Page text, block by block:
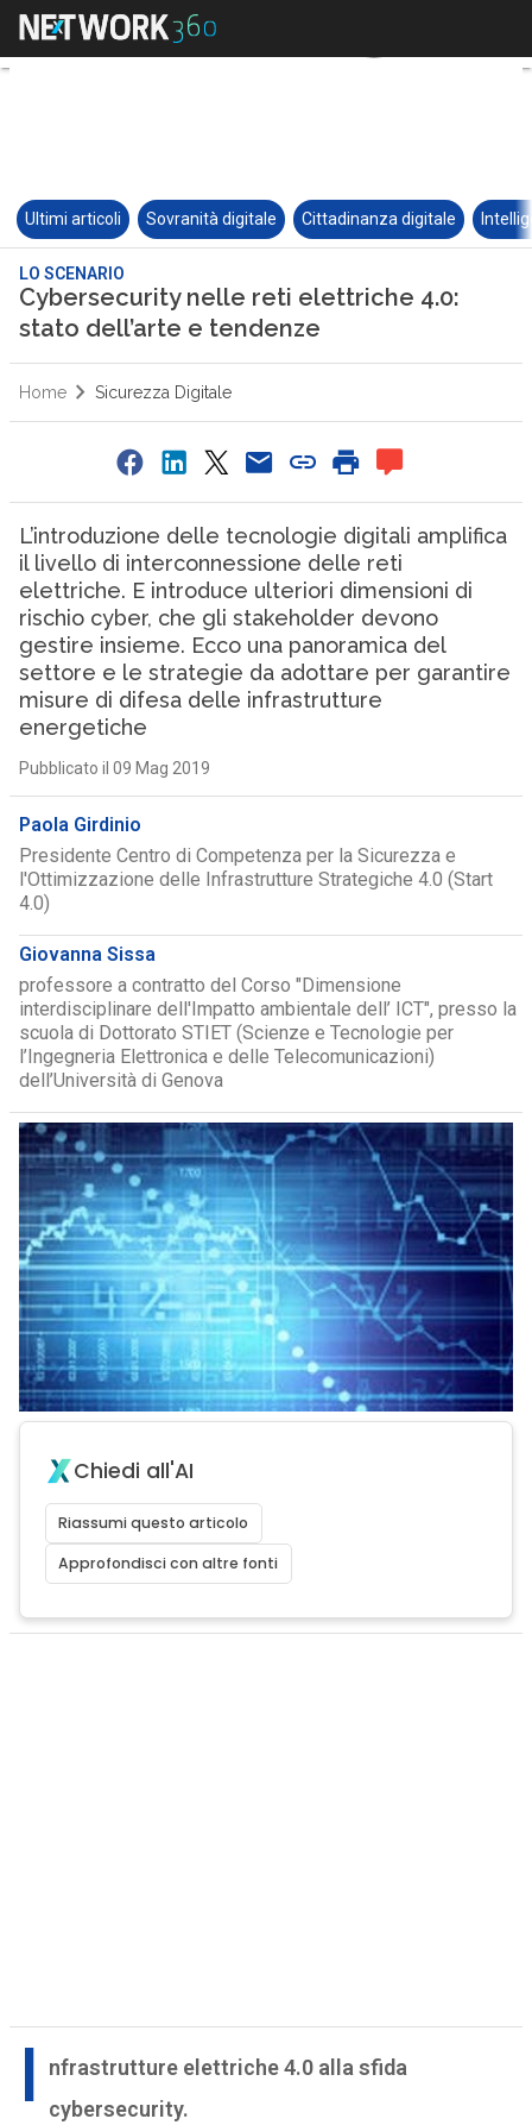
Ultimi articoli Sovranità digitale Cittadinanza digitale
LO SCENARIO
Cybersecurity nelle reti elettriche 4.0:
stato dell’arte e tendenze
Home Sicurezza Digitale
L’introduzione delle tecnologie digitali amplifica
il livello di interconnessione delle reti
elettriche. E introduce ulteriori dimensioni di
rischio cyber, che gli stakeholder devono
gestire insieme. Ecco una panoramica del
settore e le strategie da adottare per garantire
misure di difesa delle infrastrutture
energetiche
Pubblicato il 09 Mag 2019
Paola Girdinio
Presidente Centro di Competenza per la Sicurezza e
l'Ottimizzazione delle Infrastrutture Strategiche 4.0 (Start
4.0)
Giovanna Sissa
professore a contratto del Corso "Dimensione
interdisciplinare dell'Impatto ambientale dell’ ICT", presso la
scuola di Dottorato STIET (Scienze e Tecnologie per
l’Ingegneria Elettronica e delle Telecomunicazioni)
dell’Università di Genova
Chiedi all'AI
Riassumi questo articolo
Approfondisci con altre fonti
I
nfrastrutture elettriche 4.0 alla sfida
cybersecurity.